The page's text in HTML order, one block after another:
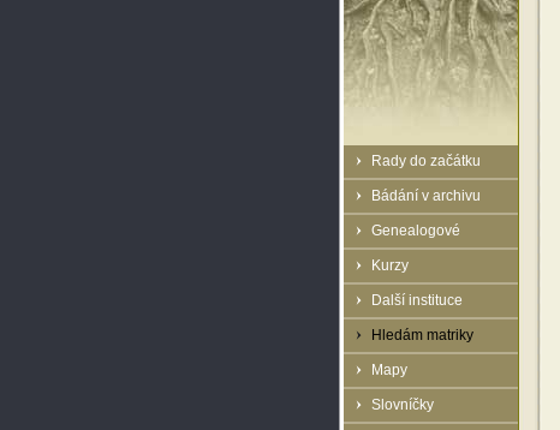
Rady do začátku
Bádání v archivu
Genealogové
Kurzy
Další instituce
Hledám matriky
Mapy
Slovníčky